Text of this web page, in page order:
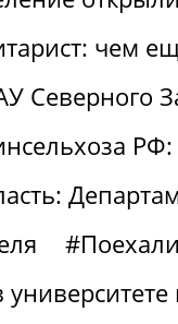
чем
Северного